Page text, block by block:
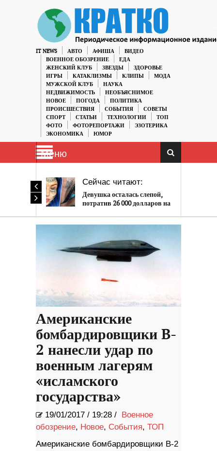
IT NEWS АВТО АФИША
ВИДЕО
ВОЕННОЕ ОБОЗРЕНИЕ
ЕДА
ЖЕНСКИЙ КЛУБ
ЗВЕЗДЫ
ЗДОРОВЬЕ
ИГРЫ
КАТАКЛИЗМЫ КЛИПЫ
МОДА
МУЖСКОЙ КЛУБ
НАУКА
НЕДВИЖИМОСТЬ
НЕОБЪЯСНИМОЕ
НОВОЕ
ПОГОДА
ПОЛИТИКА
ПРОИСШЕСТВИЯ
СОБЫТИЯ
СОВЕТЫ
СПОРТ
СТАТЬИ ТЕХНОЛОГИИ
ТОП
ФОТО
ФОТОРЕПОРТАЖИ
ЭЗОТЕРИКА
ЭКОНОМИКА
ЮМОР
Меню
Сейчас читают:
Девушка осталась слепой,
потратив 26 000 долларов на
Американские
бомбардировщики B-
2 нанесли удар по
военным лагерям
«исламского
государства»
19/01/2017 / 19:28 /
Военное
обозрение, Новое, События, ТОП
Американские бомбардировщики B-2